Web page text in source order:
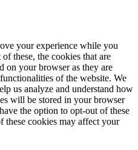
your experience while you
these, the cookies that are
on your browser as they are
of the website. We
us analyze and understand how
will be stored in your browser
the option to opt-out of these
these cookies may affect your